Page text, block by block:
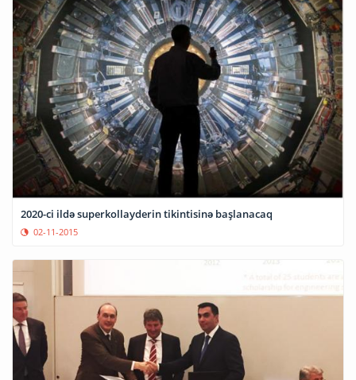
2020-ci ildə superkollayderin tikintisinə başlanacaq
02-11-2015